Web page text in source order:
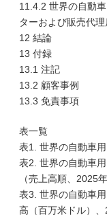
11.4.2 世界の自動
ターおよび販売代理
12 結論
13 付録
13.1 注記
13.2 顧客事例
13.3 免責事項
表一覧
表1. 世界の自動車
表2. 世界の自動車
（売上高順、2025年
表3. 世界の自動車
高（百万米ドル）